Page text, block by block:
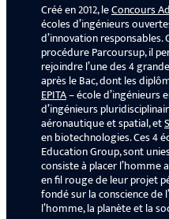
Créé en 2012, leConcours
écoles d’ingénieurs
d’innovation
procédure Parcoursup, il
rejoindre l’une des 4
après le Bac, dont les
EPITA– école d’ingénieurs
d’ingénieurs
aéronautique et spatial, et
en biotechnologies. Ces 4
Education Group, sont
consiste à placer
en fil rouge de leur projet
fondé sur la conscience de
l’homme, la planète et la